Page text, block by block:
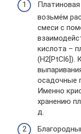
возьмём
смеси с
кислота –
(H2[PtCl6]).
осадочные
Именно
хранению
д.